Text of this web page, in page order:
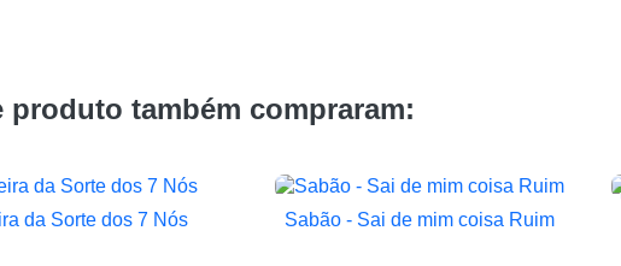
também compraram:
 Vista rápida
da Sorte dos 7 Nós
 Vista rápida
Sabão - Sai de mim coisa Ruim